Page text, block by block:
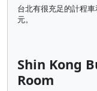
台北有很充足的計程
元。
Shin Kong
Room